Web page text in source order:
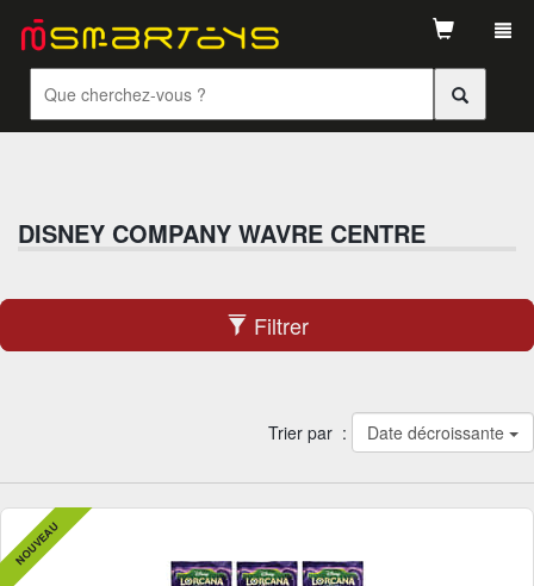
DISNEY COMPANY WAVRE CENTRE
Filtrer
Trier par : Date décroissante
NOUVEAU